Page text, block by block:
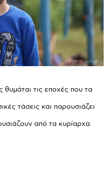
τις εποχές που τα
τάσεις και παρουσιάζει
από τα κυρίαρχα